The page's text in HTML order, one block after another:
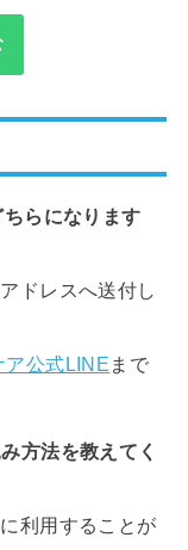
らになります
ドレスへ送付し
ア公式LINE まで
方法を教えてく
利用することが